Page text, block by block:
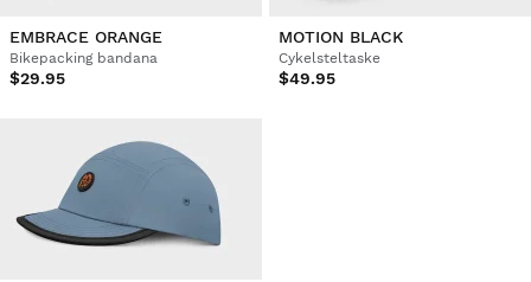
EMBRACE ORANGE
Bikepacking bandana
$29.95
MOTION BLACK
Cykelsteltaske
$49.95